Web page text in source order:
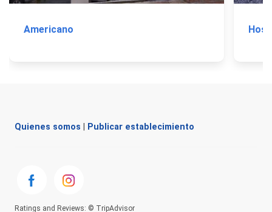
Americano
Quienes somos Publicar establecimiento
Ratings and Reviews: © TripAdvisor